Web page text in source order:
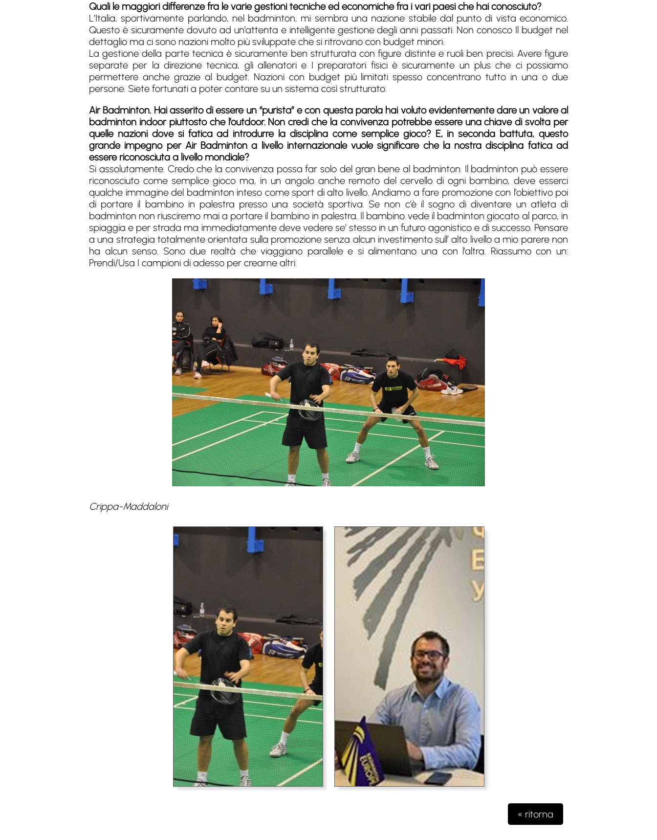
Quali le maggiori differenze fra le varie gestioni tecniche ed economiche fra i vari paesi che hai conosciuto?
L’Italia, sportivamente parlando, nel badminton, mi sembra una nazione stabile dal punto di vista economico.
Questo è sicuramente dovuto ad un’attenta e intelligente gestione degli anni passati. Non conosco Il budget nel
dettaglio ma ci sono nazioni molto più sviluppate che si ritrovano con budget minori.
La gestione della parte tecnica è sicuramente ben strutturata con figure distinte e ruoli ben precisi. Avere figure
separate per la direzione tecnica, gli allenatori e I preparatori fisici è sicuramente un plus che ci possiamo
permettere anche grazie al budget. Nazioni con budget più limitati spesso concentrano tutto in una o due
persone. Siete fortunati a poter contare su un sistema così strutturato.
Air Badminton. Hai asserito di essere un “purista” e con questa parola hai voluto evidentemente dare un valore al
badminton indoor piuttosto che l’outdoor. Non credi che la convivenza potrebbe essere una chiave di svolta per
quelle nazioni dove si fatica ad introdurre la disciplina come semplice gioco? E, in seconda battuta, questo
grande impegno per Air Badminton a livello internazionale vuole significare che la nostra disciplina fatica ad
essere riconosciuta a livello mondiale?
Si assolutamente. Credo che la convivenza possa far solo del gran bene al badminton. Il badminton può essere
riconosciuto come semplice gioco ma, in un angolo anche remoto del cervello di ogni bambino, deve esserci
qualche immagine del badminton inteso come sport di alto livello. Andiamo a fare promozione con l’obiettivo poi
di portare il bambino in palestra presso una società sportiva. Se non c’è il sogno di diventare un atleta di
badminton non riusciremo mai a portare il bambino in palestra. Il bambino vede il badminton giocato al parco, in
spiaggia e per strada ma immediatamente deve vedere se’ stesso in un futuro agonistico e di successo. Pensare
a una strategia totalmente orientata sulla promozione senza alcun investimento sull’ alto livello a mio parere non
ha alcun senso. Sono due realtà che viaggiano parallele e si alimentano una con l’altra. Riassumo con un:
Prendi/Usa I campioni di adesso per crearne altri.
Crippa-Maddaloni
« ritorna